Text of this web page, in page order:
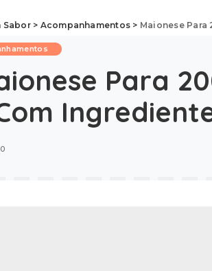
Sabor> Acompanhamentos > Maionese
Para